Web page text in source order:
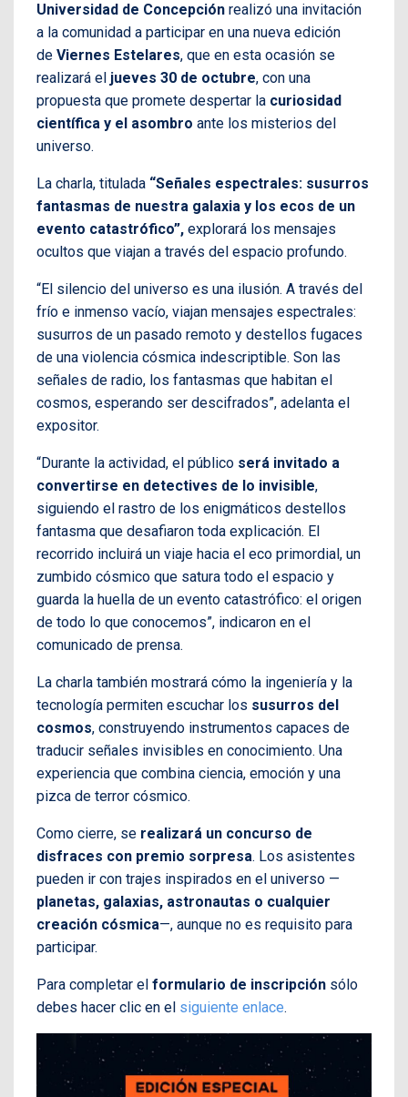
Universidad de Concepción realizó una invitación
a la comunidad a participar en una nueva edición
de Viernes Estelares, que en esta ocasión se
realizará el jueves 30 de octubre, con una
propuesta que promete despertar la curiosidad
científica y el asombro ante los misterios del
universo.
La charla, titulada “Señales espectrales: susurros
fantasmas de nuestra galaxia y los ecos de un
evento catastrófico”, explorará los mensajes
ocultos que viajan a través del espacio profundo.
“El silencio del universo es una ilusión. A través del
frío e inmenso vacío, viajan mensajes espectrales:
susurros de un pasado remoto y destellos fugaces
de una violencia cósmica indescriptible. Son las
señales de radio, los fantasmas que habitan el
cosmos, esperando ser descifrados”, adelanta el
expositor.
“Durante la actividad, el público será invitado a
convertirse en detectives de lo invisible,
siguiendo el rastro de los enigmáticos destellos
fantasma que desafiaron toda explicación. El
recorrido incluirá un viaje hacia el eco primordial, un
zumbido cósmico que satura todo el espacio y
guarda la huella de un evento catastrófico: el origen
de todo lo que conocemos”, indicaron en el
comunicado de prensa.
La charla también mostrará cómo la ingeniería y la
tecnología permiten escuchar los susurros del
cosmos, construyendo instrumentos capaces de
traducir señales invisibles en conocimiento. Una
experiencia que combina ciencia, emoción y una
pizca de terror cósmico.
Como cierre, se realizará un concurso de
disfraces con premio sorpresa. Los asistentes
pueden ir con trajes inspirados en el universo —
planetas, galaxias, astronautas o cualquier
creación cósmica—, aunque no es requisito para
participar.
Para completar el formulario de inscripción sólo
debes hacer clic en el siguiente enlace.